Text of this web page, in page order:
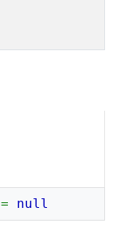
= null